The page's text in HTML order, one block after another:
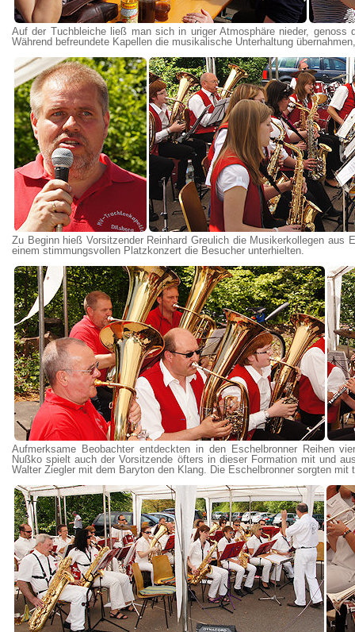
Auf der Tuchbleiche ließ man sich in uriger Atmosphäre nieder,
Während befreundete Kapellen die musikalische Unterhaltung
Zu Beginn hieß Vorsitzender Reinhard Greulich die Musikerkollegen
einem stimmungsvollen Platzkonzert die Besucher unterhielten.
Aufmerksame Beobachter entdeckten in den Eschelbronner Reihen
Nußko spielt auch der Vorsitzende öfters in dieser Formation mit und
Walter Ziegler mit dem Baryton den Klang. Die Eschelbronner sorgten